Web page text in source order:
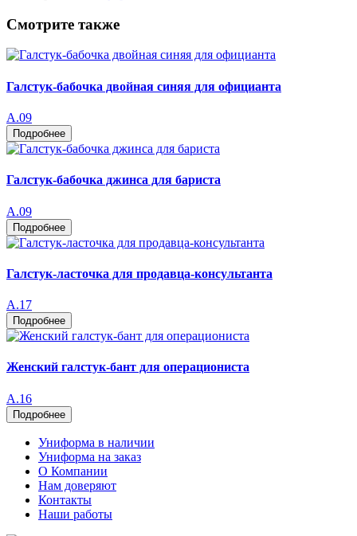
Смотрите также
Галстук-бабочка двойная синяя для официанта
A.09
Подробнее
Галстук-бабочка джинса для бариста
A.09
Подробнее
Галстук-ласточка для продавца-консультанта
А.17
Подробнее
Женский галстук-бант для операциониста
А.16
Подробнее
Униформа в наличии
Униформа на заказ
О Компании
Нам доверяют
Контакты
Наши работы